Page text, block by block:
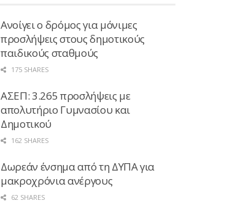
Ανοίγει ο δρόμος για μόνιμες
προσλήψεις στους δημοτικούς
παιδικούς σταθμούς
175 SHARES
ΑΣΕΠ: 3.265 προσλήψεις με
απολυτήριο Γυμνασίου και
Δημοτικού
162 SHARES
Δωρεάν ένσημα από τη ΔΥΠΑ για
μακροχρόνια ανέργους
62 SHARES